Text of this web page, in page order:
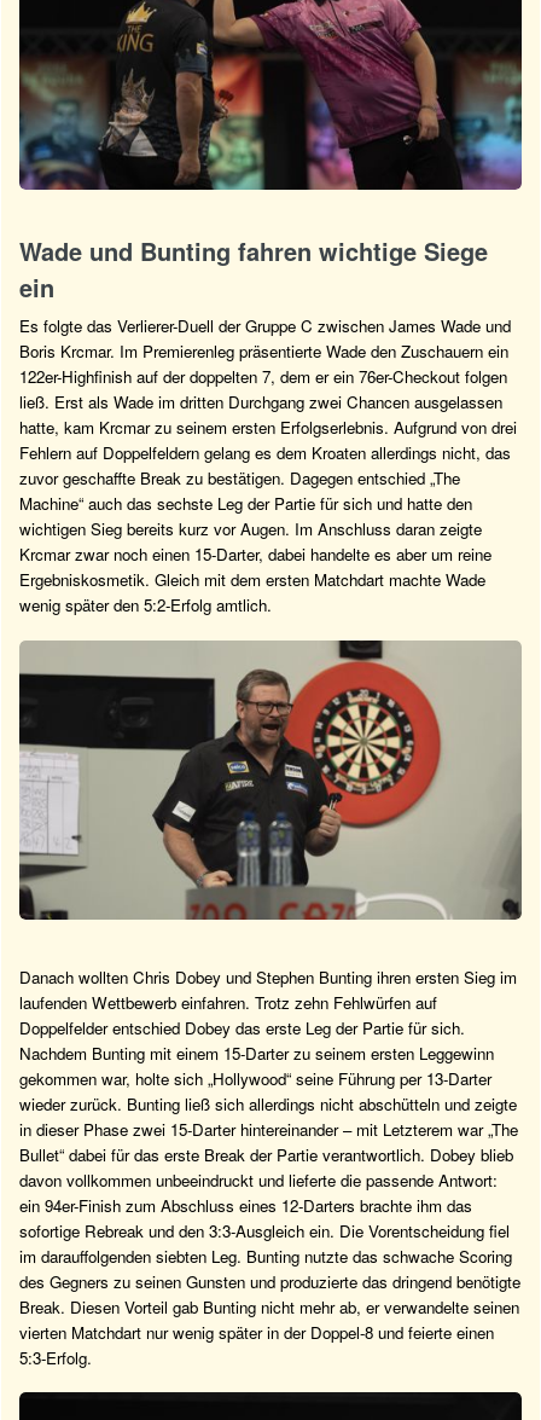
Wade und Bunting fahren wichtige Siege
ein
Es folgte das Verlierer-Duell der Gruppe C zwischen James Wade und
Boris Krcmar. Im Premierenleg präsentierte Wade den Zuschauern ein
122er-Highfinish auf der doppelten 7, dem er ein 76er-Checkout folgen
ließ. Erst als Wade im dritten Durchgang zwei Chancen ausgelassen
hatte, kam Krcmar zu seinem ersten Erfolgserlebnis. Aufgrund von drei
Fehlern auf Doppelfeldern gelang es dem Kroaten allerdings nicht, das
zuvor geschaffte Break zu bestätigen. Dagegen entschied „The
Machine“ auch das sechste Leg der Partie für sich und hatte den
wichtigen Sieg bereits kurz vor Augen. Im Anschluss daran zeigte
Krcmar zwar noch einen 15-Darter, dabei handelte es aber um reine
Ergebniskosmetik. Gleich mit dem ersten Matchdart machte Wade
wenig später den 5:2-Erfolg amtlich.
Danach wollten Chris Dobey und Stephen Bunting ihren ersten Sieg im
laufenden Wettbewerb einfahren. Trotz zehn Fehlwürfen auf
Doppelfelder entschied Dobey das erste Leg der Partie für sich.
Nachdem Bunting mit einem 15-Darter zu seinem ersten Leggewinn
gekommen war, holte sich „Hollywood“ seine Führung per 13-Darter
wieder zurück. Bunting ließ sich allerdings nicht abschütteln und zeigte
in dieser Phase zwei 15-Darter hintereinander – mit Letzterem war „The
Bullet“ dabei für das erste Break der Partie verantwortlich. Dobey blieb
davon vollkommen unbeeindruckt und lieferte die passende Antwort:
ein 94er-Finish zum Abschluss eines 12-Darters brachte ihm das
sofortige Rebreak und den 3:3-Ausgleich ein. Die Vorentscheidung fiel
im darauffolgenden siebten Leg. Bunting nutzte das schwache Scoring
des Gegners zu seinen Gunsten und produzierte das dringend benötigte
Break. Diesen Vorteil gab Bunting nicht mehr ab, er verwandelte seinen
vierten Matchdart nur wenig später in der Doppel-8 und feierte einen
5:3-Erfolg.